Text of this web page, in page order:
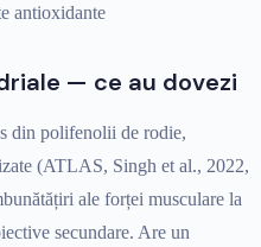
antioxidante
— ce au dovezi
din polifenolii de rodie,
(ATLAS, Singh et al., 2022,
ale forței musculare la
secundare. Are un